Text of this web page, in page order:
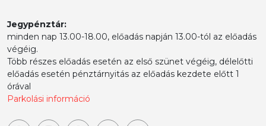
Jegypénztár:
minden nap 13.00-18.00, előadás napján 13.00-tól az előadás
végéig.
Több részes előadás esetén az első szünet végéig, délelőtti
előadás esetén pénztárnyitás az előadás kezdete előtt 1
órával
Parkolási információ